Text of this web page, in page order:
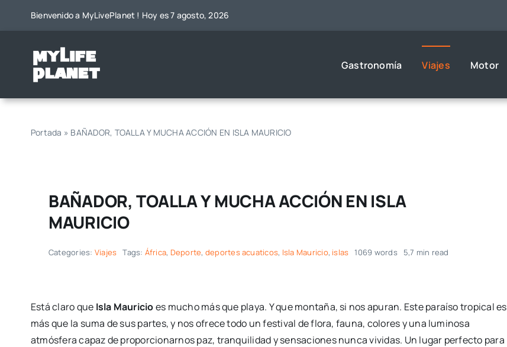
Bienvenido a MyLivePlanet ! Hoy es 7 agosto, 2026
Gastronomía Viajes Motor
Portada » BAÑADOR, TOALLA Y MUCHA ACCIÓN EN ISLA MAURICIO
BAÑADOR, TOALLA Y MUCHA ACCIÓN EN ISLA
MAURICIO
Categories: Viajes Tags: África, Deporte, deportes acuaticos, Isla Mauricio, islas 1069 words 5,7 min read
Está claro que Isla Mauricioes mucho más que playa. Y que montaña, si nos apuran. Este paraíso tropical es
más que la suma de sus partes, y nos ofrece todo un festival de flora, fauna, colores y una luminosa
atmósfera capaz de proporcionarnos paz, tranquilidad y sensaciones nunca vividas. Un lugar perfecto para